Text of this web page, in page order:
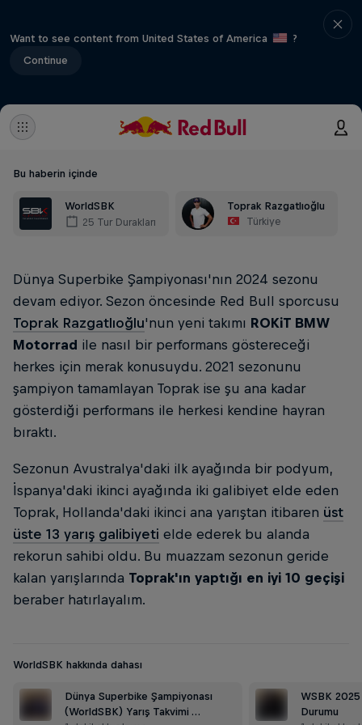
Want to see content from United States of America
?
Continue
Bu haberin içinde
WorldSBK
25 Tur Durakları
Toprak Razgatlıoğlu
Türkiye
Dünya Superbike Şampiyonası'nın 2024 sezonu
devam ediyor. Sezon öncesinde Red Bull sporcusu
Toprak Razgatlıoğlu'nun yeni takımı ROKiT BMW
Motorrad ile nasıl bir performans göstereceği
herkes için merak konusuydu. 2021 sezonunu
şampiyon tamamlayan Toprak ise şu ana kadar
gösterdiği performans ile herkesi kendine hayran
bıraktı.
Sezonun Avustralya'daki ilk ayağında bir podyum,
İspanya'daki ikinci ayağında iki galibiyet elde eden
Toprak, Hollanda'daki ikinci ana yarıştan itibaren üst
üste 13 yarış galibiyeti elde ederek bu alanda
rekorun sahibi oldu. Bu muazzam sezonun geride
kalan yarışlarında Toprak'ın yaptığı en iyi 10 geçişi
beraber hatırlayalım.
WorldSBK hakkında dahası
Dünya Superbike Şampiyonası
(WorldSBK) Yarış Takvimi …
WSBK
Durumu